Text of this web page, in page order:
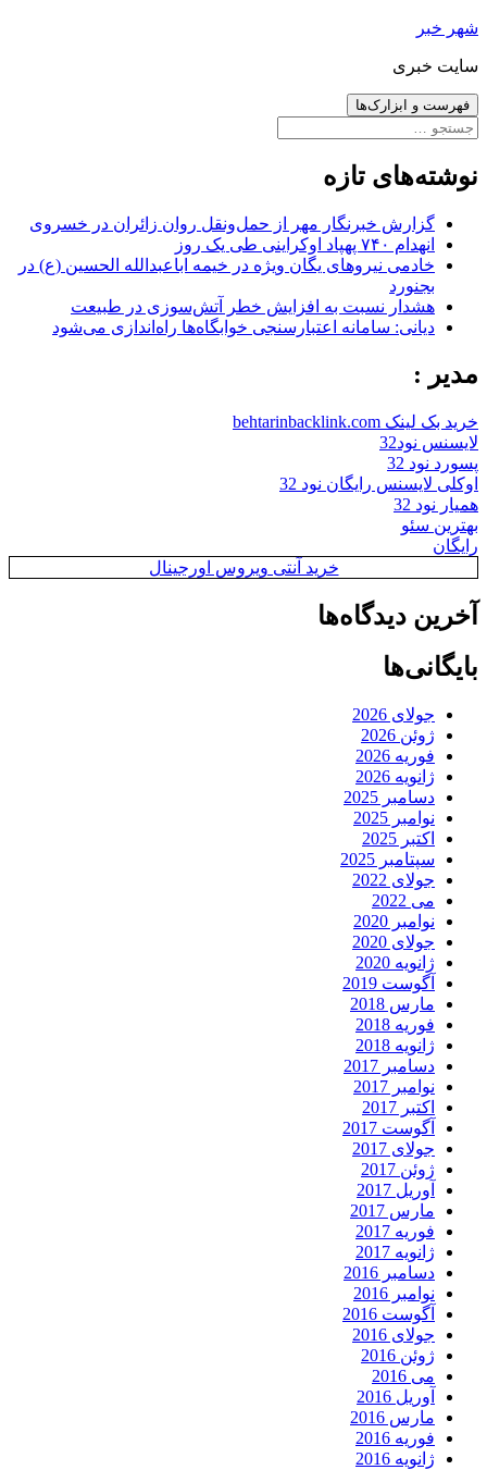
رفتن
نوشته‌ها
شهر خبر
سایت خبری
فهرست و ابزارک‌ها
جستجو
نوشته‌های تازه
گزارش خبرنگار مهر از حمل‌ونقل روان زائران در خسروی
انهدام ۷۴۰ پهپاد اوکراینی طی یک روز
خادمی نیروهای یگان ویژه در خیمه اباعبدالله الحسین (ع) در
بجنورد
هشدار نسبت به افزایش خطر آتش‌سوزی در طبیعت
دیانی: سامانه اعتبارسنجی خوابگاه‌ها راه‌اندازی می‌شود
مدیر :
خرید بک لینک behtarinbacklink.com
لایسنس نود32
پسورد نود 32
اوکلی لایسنس رایگان نود 32
همیار نود 32
بهترین سئو
رایگان
خرید آنتی ویروس اورجینال
آخرین دیدگاه‌ها
بایگانی‌ها
جولای 2026
ژوئن 2026
فوریه 2026
ژانویه 2026
دسامبر 2025
نوامبر 2025
اکتبر 2025
سپتامبر 2025
جولای 2022
می 2022
نوامبر 2020
جولای 2020
ژانویه 2020
آگوست 2019
مارس 2018
فوریه 2018
ژانویه 2018
دسامبر 2017
نوامبر 2017
اکتبر 2017
آگوست 2017
جولای 2017
ژوئن 2017
آوریل 2017
مارس 2017
فوریه 2017
ژانویه 2017
دسامبر 2016
نوامبر 2016
آگوست 2016
جولای 2016
ژوئن 2016
می 2016
آوریل 2016
مارس 2016
فوریه 2016
ژانویه 2016